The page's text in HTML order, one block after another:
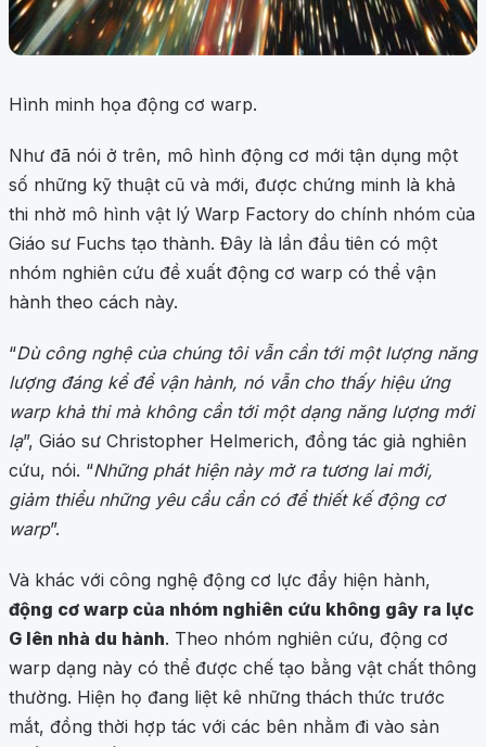
Hình minh họa động cơ warp.
Như đã nói ở trên, mô hình động cơ mới tận dụng một
số những kỹ thuật cũ và mới, được chứng minh là khả
thi nhờ mô hình vật lý Warp Factory do chính nhóm của
Giáo sư Fuchs tạo thành. Đây là lần đầu tiên có một
nhóm nghiên cứu đề xuất động cơ warp có thể vận
hành theo cách này.
“Dù công nghệ của chúng tôi vẫn cần tới một lượng năng
lượng đáng kể để vận hành, nó vẫn cho thấy hiệu ứng
warp khả thi mà không cần tới một dạng năng lượng mới
lạ”, Giáo sư Christopher Helmerich, đồng tác giả nghiên
cứu, nói. “Những phát hiện này mở ra tương lai mới,
giảm thiểu những yêu cầu cần có để thiết kế động cơ
warp”.
Và khác với công nghệ động cơ lực đẩy hiện hành,
động cơ warp của nhóm nghiên cứu không gây ra lực
G lên nhà du hành. Theo nhóm nghiên cứu, động cơ
warp dạng này có thể được chế tạo bằng vật chất thông
thường. Hiện họ đang liệt kê những thách thức trước
mắt, đồng thời hợp tác với các bên nhằm đi vào sản